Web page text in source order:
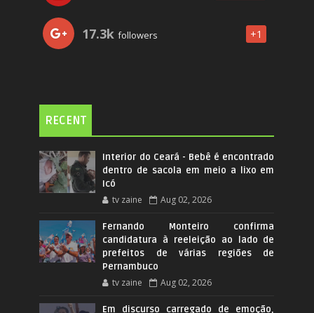
17.3k followers +1
RECENT
Interior do Ceará - Bebê é encontrado
dentro de sacola em meio a lixo em
Icó
tv zaine Aug 02, 2026
Fernando Monteiro confirma
candidatura à reeleição ao lado de
prefeitos de várias regiões de
Pernambuco
tv zaine Aug 02, 2026
Em discurso carregado de emoção,